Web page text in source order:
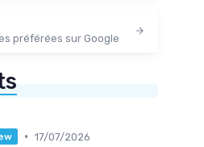
préférées sur Google
• 17/07/2026